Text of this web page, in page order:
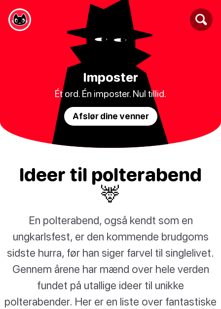
Imposter
Ét ord. Én imposter. Nul tillid.
Afslør dine venner
Ideer til polterabend
🦌
En polterabend, også kendt som en
ungkarlsfest, er den kommende brudgoms
sidste hurra, før han siger farvel til singlelivet.
Gennem årene har mænd over hele verden
fundet på utallige ideer til unikke
polterabender. Her er en liste over fantastiske